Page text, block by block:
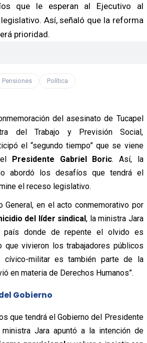
que le esperan al Ejecutivo al
Así, señaló que la reforma
prioridad.
Pensiones Política
del asesinato de Tucapel
del Trabajo y Previsión Social,
el “segundo tiempo” que se viene
Presidente Gabriel Boric. Así, la
abordó los desafíos que tendrá el
el receso legislativo.
General, en el acto conmemorativo por
del líder sindical, la ministra Jara
país donde de repente el olvido es
que vivieron los trabajadores públicos
cívico-militar es también parte de la
en materia de Derechos Humanos”.
Gobierno
que tendrá el Gobierno del Presidente
Jara apuntó a la intención de